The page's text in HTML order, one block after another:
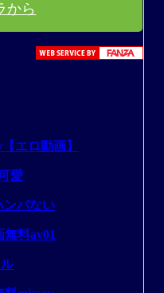
から
エロ動画】
愛
ンパない
料av01